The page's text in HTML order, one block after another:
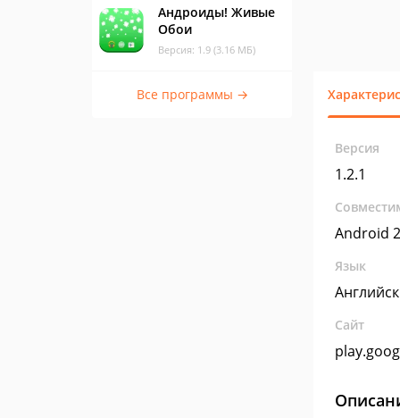
Андроиды! Живые
Обои
Версия: 1.9 (3.16 МБ)
Все программы →
Версия
1.2.1
Android
Язык
Сайт